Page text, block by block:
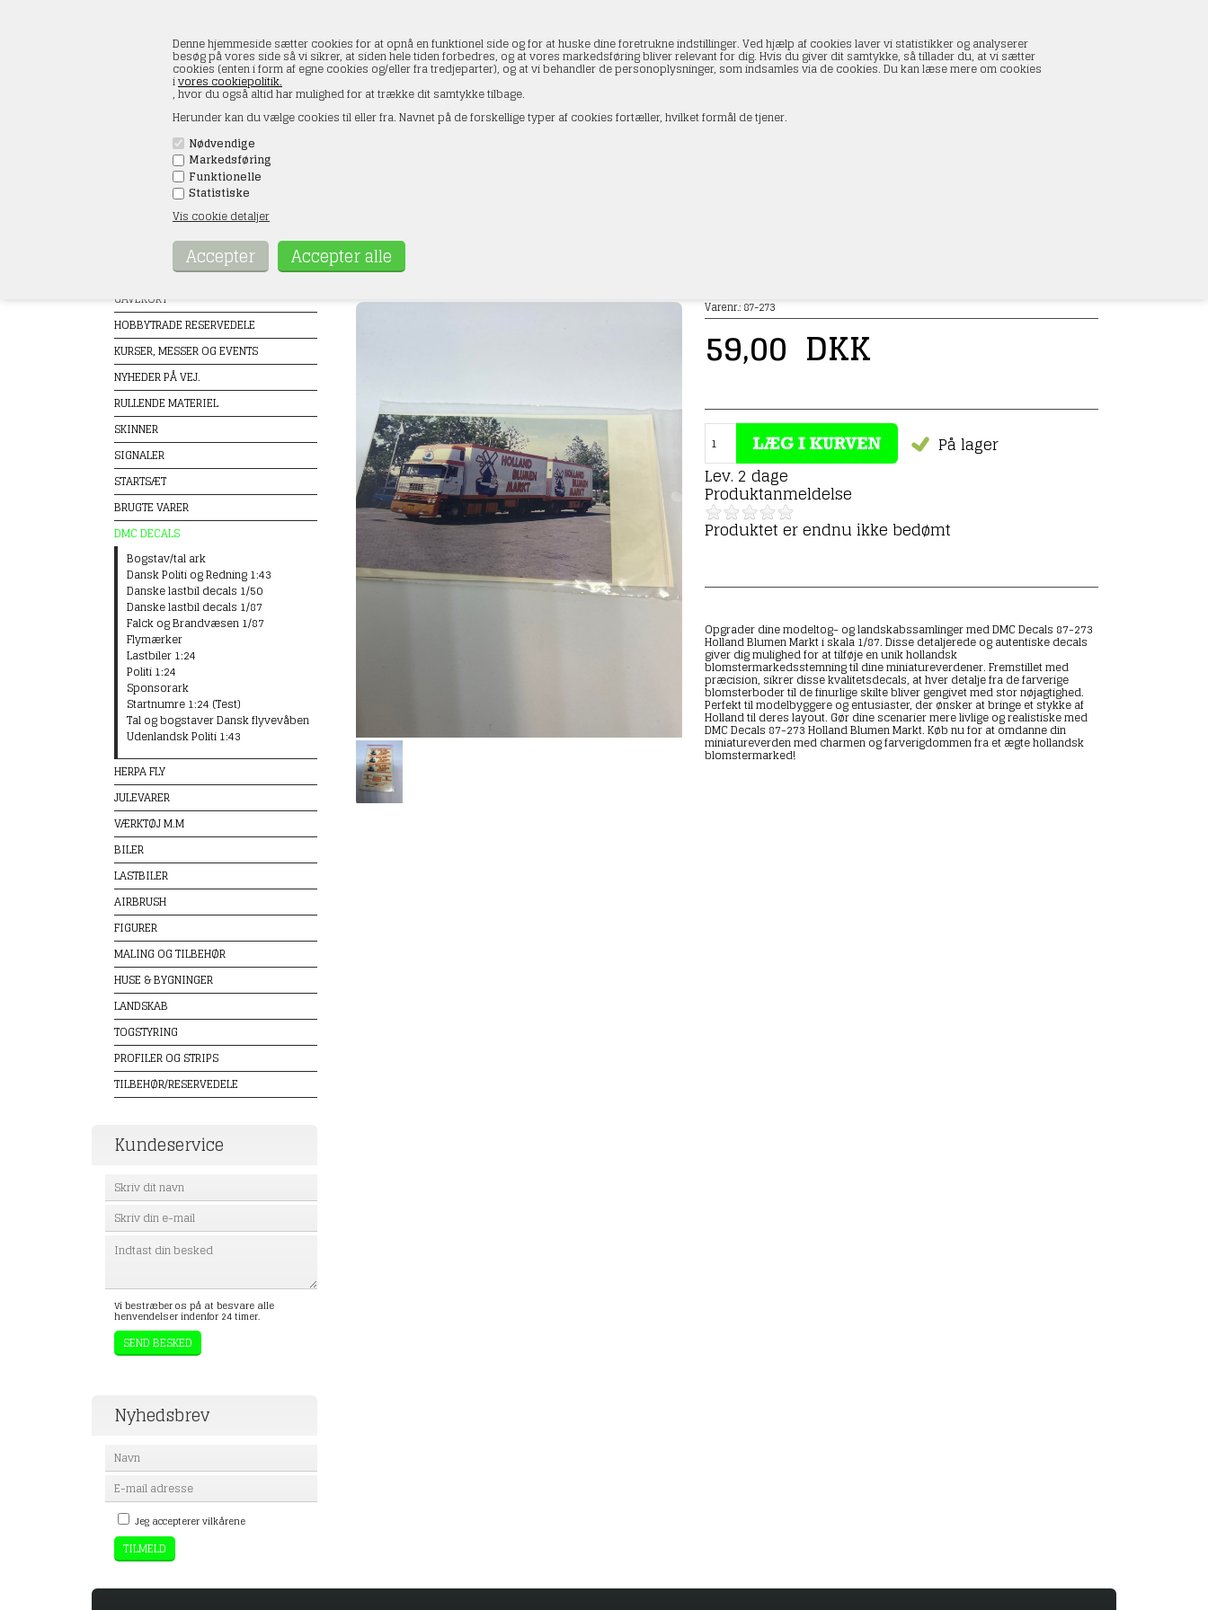
Denne hjemmeside sætter cookies for at opnå en funktionel side og for at huske dine foretrukne indstillinger. Ved hjælp af cookies laver vi statistikker og analyserer
besøg på vores side så vi sikrer, at siden hele tiden forbedres, og at vores markedsføring bliver relevant for dig. Hvis du giver dit samtykke, så tillader du, at vi sætter
cookies (enten i form af egne cookies og/eller fra tredjeparter), og at vi behandler de personoplysninger, som indsamles via de cookies. Du kan læse mere om cookies
ivores cookiepolitik.
, hvor du også altid har mulighed for at trække dit samtykke tilbage.
Herunder kan du vælge cookies til eller fra. Navnet på de forskellige typer af cookies fortæller, hvilket formål de tjener.
Nødvendige
Markedsføring
Funktionelle
Statistiske
Vis cookie detaljer
0 vare(r) i kurven
I alt:
ÅBNINGSTIDER
Produkter
GAVEKORT
HOBBYTRADE RESERVEDELE
KURSER, MESSER OG EVENTS
NYHEDER PÅ VEJ.
RULLENDE MATERIEL
SKINNER
SIGNALER
STARTSÆT
BRUGTE VARER
DMC DECALS
Bogstav/tal ark
Dansk Politi og Redning 1:43
Danske lastbil decals 1/50
Danske lastbil decals 1/87
Falck og Brandvæsen 1/87
Flymærker
Lastbiler 1:24
Politi 1:24
Sponsorark
Startnumre 1:24 (Test)
Tal og bogstaver Dansk flyvevåben
Udenlandsk Politi 1:43
HERPA FLY
JULEVARER
VÆRKTØJ M.M
BILER
LASTBILER
AIRBRUSH
FIGURER
MALING OG TILBEHØR
HUSE & BYGNINGER
LANDSKAB
TOGSTYRING
PROFILER OG STRIPS
TILBEHØR/RESERVEDELE
Kundeservice
Vi bestræber os på at besvare alle
henvendelser indenfor 24 timer.
Nyhedsbrev
Jeg accepterer vilkårene
Forside»
Varenr.: 87-273
59,00 DKK
På lager
Lev. 2 dage
Produktanmeldelse
Produktet er endnu ikke bedømt
Opgrader dine modeltog- og landskabssamlinger med DMC Decals 87-273
Holland Blumen Markt i skala 1/87. Disse detaljerede og autentiske decals
giver dig mulighed for at tilføje en unik hollandsk
blomstermarkedsstemning til dine miniatureverdener. Fremstillet med
præcision, sikrer disse kvalitetsdecals, at hver detalje fra de farverige
blomsterboder til de finurlige skilte bliver gengivet med stor nøjagtighed.
Perfekt til modelbyggere og entusiaster, der ønsker at bringe et stykke af
Holland til deres layout. Gør dine scenarier mere livlige og realistiske med
DMC Decals 87-273 Holland Blumen Markt. Køb nu for at omdanne din
miniatureverden med charmen og farverigdommen fra et ægte hollandsk
blomstermarked!